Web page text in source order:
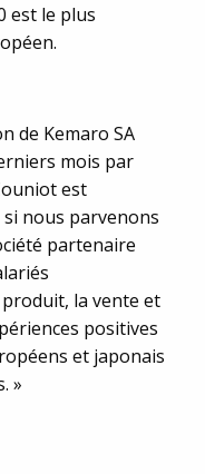
est le plus
de Kemaro SA
mois par
est
nous parvenons
partenaire
la vente et
positives
et japonais
»